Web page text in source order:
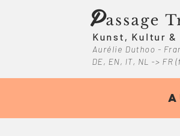
Passage
Kunst, Kultur &
Aurélie Duthoo -
DE, EN, IT, NL -> FR